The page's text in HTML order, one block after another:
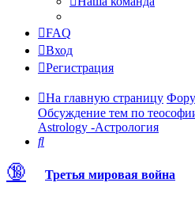
FAQ
Вход
Регистрация
На главную страницу
Обсуждение тем по
Astrology -Астрология
Поиск
🔞 Третья мировая война